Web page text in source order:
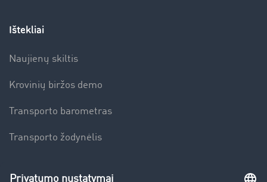
Ištekliai
Naujienų skiltis
Krovinių biržos demo
Transporto barometras
Transporto žodynėlis
Įmonė